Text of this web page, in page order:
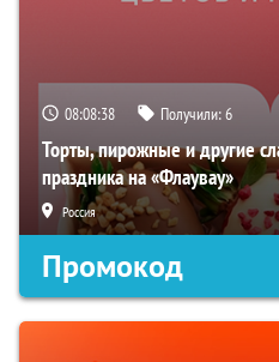
08:08:37 Получили:6
Торты, пирожные и другие
праздника на «Флаувау»
Россия
Промокод